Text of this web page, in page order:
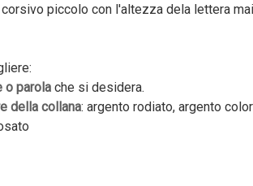
piccolo con l'altezza dela lettera
o parola che si desidera.
della collana: argento rodiato, argento